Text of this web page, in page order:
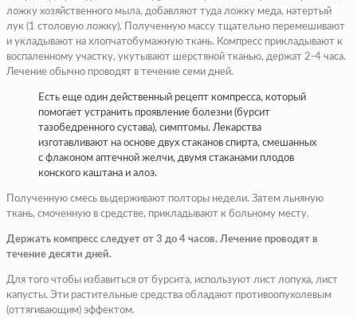
ложку хозяйственного мыла, добавляют туда ложку меда, натертый
лук (1 столовую ложку). Полученную массу тщательно перемешивают
и укладывают на хлопчатобумажную ткань. Компресс прикладывают к
воспаленному участку, укутывают шерстяной тканью, держат 2-4 часа.
Лечение обычно проводят в течение семи дней.
Есть еще один действенный рецепт компресса, который
помогает устранить проявление болезни (бурсит
тазобедренного сустава), симптомы. Лекарства
изготавливают на основе двух стаканов спирта, смешанных
с флаконом аптечной желчи, двумя стаканами плодов
конского каштана и алоэ.
Полученную смесь выдерживают полторы недели. Затем льняную
ткань, смоченную в средстве, прикладывают к больному месту.
Держать компресс следует от 3 до 4 часов. Лечение проводят в
течение десяти дней.
Для того чтобы избавиться от бурсита, используют лист лопуха, лист
капусты. Эти растительные средства обладают противоопухолевым
(оттягивающим) эффектом.